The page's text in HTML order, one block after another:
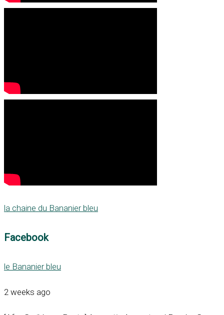
la chaine du Bananier bleu
Facebook
le Bananier bleu
2 weeks ago